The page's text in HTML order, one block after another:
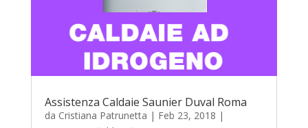
Assistenza Caldaie Saunier Duval Roma
da Cristiana Patrunetta | Feb 23, 2018 |